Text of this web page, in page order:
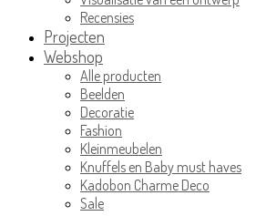
Recensies
Projecten
Webshop
Alle producten
Beelden
Decoratie
Fashion
Kleinmeubelen
Knuffels en Baby must haves
Kadobon Charme Deco
Sale